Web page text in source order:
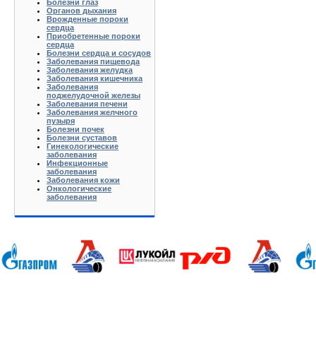
Болезни глаз
Органов дыхания
Врожденные пороки
сердца
Приобретенные пороки
сердца
Болезни сердца и сосудов
Заболевания пищевода
Заболевания желудка
Заболевания кишечника
Заболевания
поджелудочной железы
Заболевания печени
Заболевания желчного
пузыря
Болезни почек
Болезни суставов
Гинекологические
заболевания
Инфекционные
заболевания
Заболевания кожи
Онкологические
заболевания